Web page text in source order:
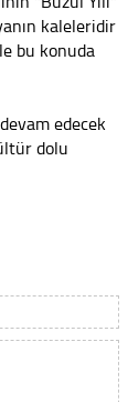
kaleleridir
bu konuda
edecek
dolu